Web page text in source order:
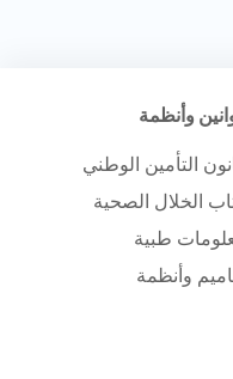
وأنظمة
التأمين الوطني
الخلال الصحية
طبية
وأنظمة